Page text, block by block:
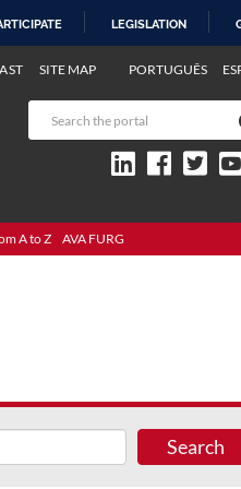
LEGISLATION
PORTUGUÊS
SITE MAP
A to Z AVA FURG
Search